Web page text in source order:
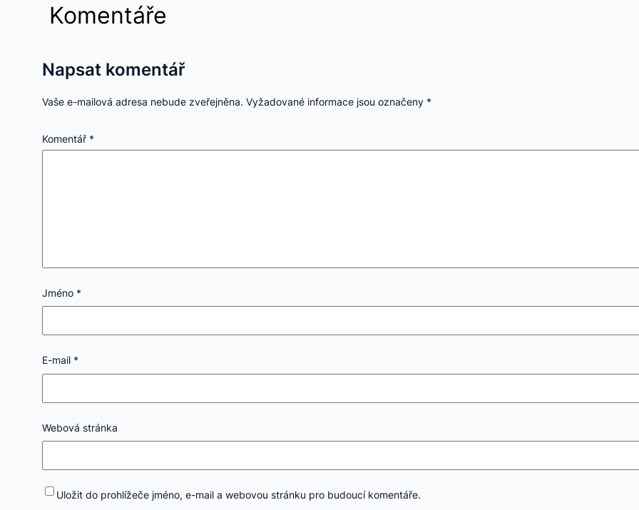
Komentáře
Napsat komentář
Vaše e-mailová adresa nebude zveřejněna. Vyžadované informace jsou označeny *
Komentář *
Jméno *
E-mail *
Webová stránka
Uložit do prohlížeče jméno, e-mail a webovou stránku pro budoucí komentáře.